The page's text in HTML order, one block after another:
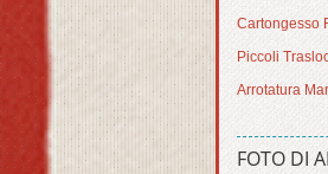
Cartongesso
Piccoli
Arrotatura
FOTO DI